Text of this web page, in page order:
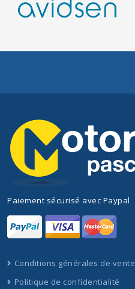
Paiement sécurisé avec Paypal
Conditions générales de vente
Politique de confidentialité